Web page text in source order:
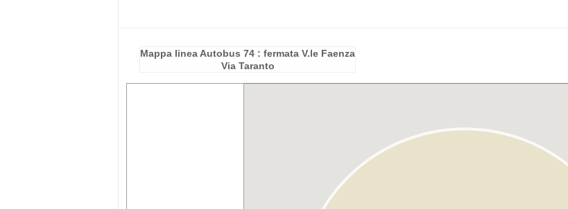
Mappa linea Autobus 74 : fermata V.le Faenza
Via Taranto